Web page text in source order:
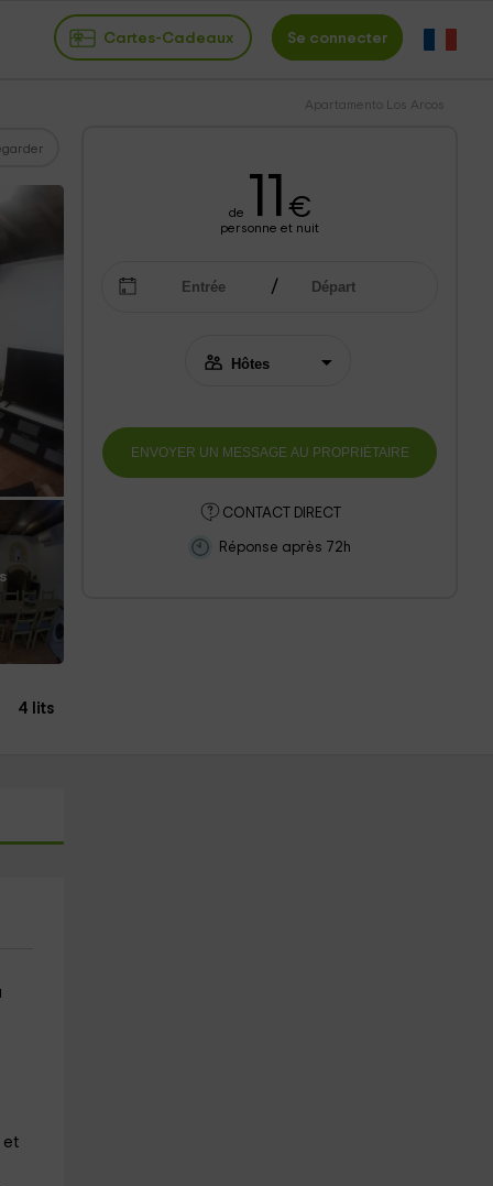
Cartes-Cadeaux Se connecter
Apartamento Los Arcos
de 11 €
personne et nuit
CONTACT DIRECT
Réponse après 72h
4 lits
et